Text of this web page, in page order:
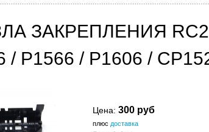
ЗАКРЕПЛЕНИЯ
/ P1566 / P1606 /
Цена: 300 руб
плюс доставка